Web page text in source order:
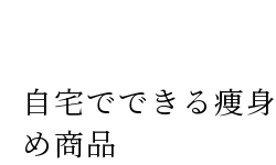
自宅でできる痩
め商品